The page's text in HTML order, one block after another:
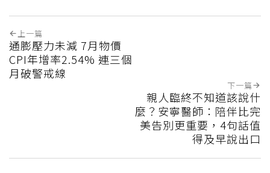
上一篇
通膨壓力未減 7月物價
CPI年增率2.54% 連三個
月破警戒線
下一篇
親人臨終不知道該說什
麼？安寧醫師：陪伴比完
美告別更重要，4句話值
得及早說出口